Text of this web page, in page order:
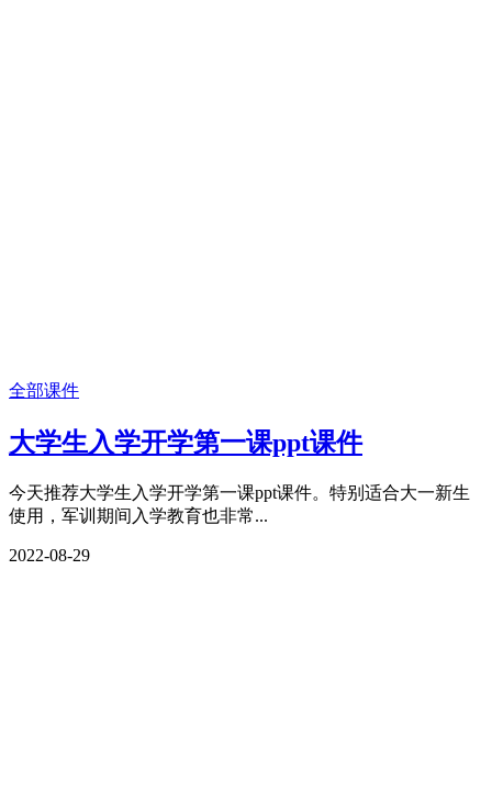
全部课件
大学生入学开学第一课ppt课件
今天推荐大学生入学开学第一课ppt课件。特别适合大一新生
使用，军训期间入学教育也非常...
2022-08-29